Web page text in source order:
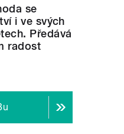
se
i ve svých
Předává
radost